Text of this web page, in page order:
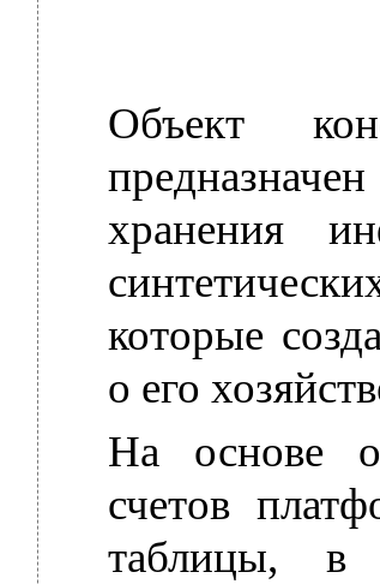
Объект
хранения
которые
о его
На основе
счетов
таблицы, в